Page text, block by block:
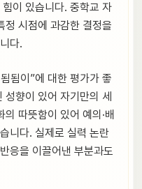
이 있습니다. 중학교 자
정 시점에 과감한 결정을
다.
됨이”에 대한 평가가 좋
향이 있어 자기만의 세
따뜻함이 있어 예의·배
니다. 실제로 실력 논란
응을 이끌어낸 부분과도